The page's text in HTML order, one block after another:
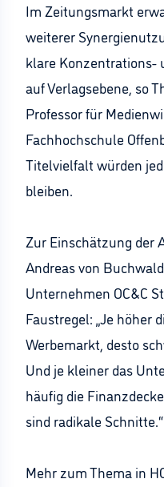
Im Zeitungsmarkt
weiterer
klare Konzentrations-
auf Verlagsebene, so
Professor für
Fachhochschule
Titelvielfalt würden
bleiben.
Zur Einschätzung der
Andreas von
Unternehmen OC&C
Faustregel: „Je höher
Werbemarkt, desto
Und je kleiner das
häufig die
sind radikale Schnitte.“
Mehr zum Thema in